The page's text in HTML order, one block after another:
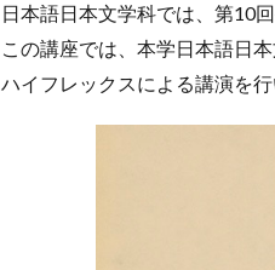
日本語日本文学科では、第10
この講座では、本学日本語日
ハイフレックスによる講演を行